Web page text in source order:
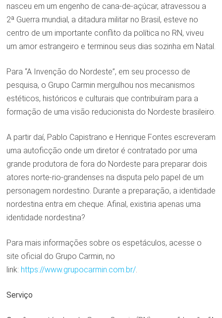
nasceu em um engenho de cana-de-açúcar, atravessou a
2ª Guerra mundial, a ditadura militar no Brasil, esteve no
centro de um importante conflito da política no RN, viveu
um amor estrangeiro e terminou seus dias sozinha em Natal.
Para “A Invenção do Nordeste”, em seu processo de
pesquisa, o Grupo Carmin mergulhou nos mecanismos
estéticos, históricos e culturais que contribuíram para a
formação de uma visão reducionista do Nordeste brasileiro.
A partir daí, Pablo Capistrano e Henrique Fontes escreveram
uma autoficção onde um diretor é contratado por uma
grande produtora de fora do Nordeste para preparar dois
atores norte-rio-grandenses na disputa pelo papel de um
personagem nordestino. Durante a preparação, a identidade
nordestina entra em cheque. Afinal, existiria apenas uma
identidade nordestina?
Para mais informações sobre os espetáculos, acesse o
site oficial do Grupo Carmin, no
link: https://www.grupocarmin.com.br/.
Serviço